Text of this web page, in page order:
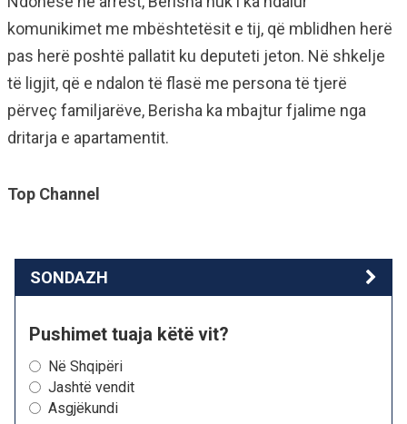
komunikimet me mbështetësit e tij, që mblidhen herë
pas herë poshtë pallatit ku deputeti jeton. Në shkelje
të ligjit, që e ndalon të flasë me persona të tjerë
përveç familjarëve, Berisha ka mbajtur fjalime nga
dritarja e apartamentit.
Top Channel
SONDAZH
Pushimet tuaja këtë vit?
Në Shqipëri
Jashtë vendit
Asgjëkundi